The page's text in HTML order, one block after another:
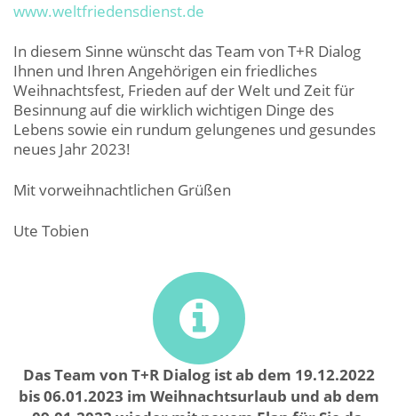
www.weltfriedensdienst.de
In diesem Sinne wünscht das Team von T+R Dialog
Ihnen und Ihren Angehörigen ein friedliches
Weihnachtsfest, Frieden auf der Welt und Zeit für
Besinnung auf die wirklich wichtigen Dinge des
Lebens sowie ein rundum gelungenes und gesundes
neues Jahr 2023!
Mit vorweihnachtlichen Grüßen
Ute Tobien
Das Team von T+R Dialog ist ab dem 19.12.2022
bis 06.01.2023 im Weihnachtsurlaub und ab dem